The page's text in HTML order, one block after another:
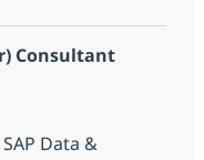
Consultant
Data &